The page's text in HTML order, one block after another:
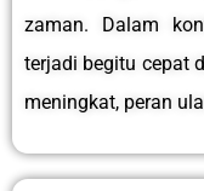
zaman. Dalam
terjadi begitu cepat
meningkat, peran